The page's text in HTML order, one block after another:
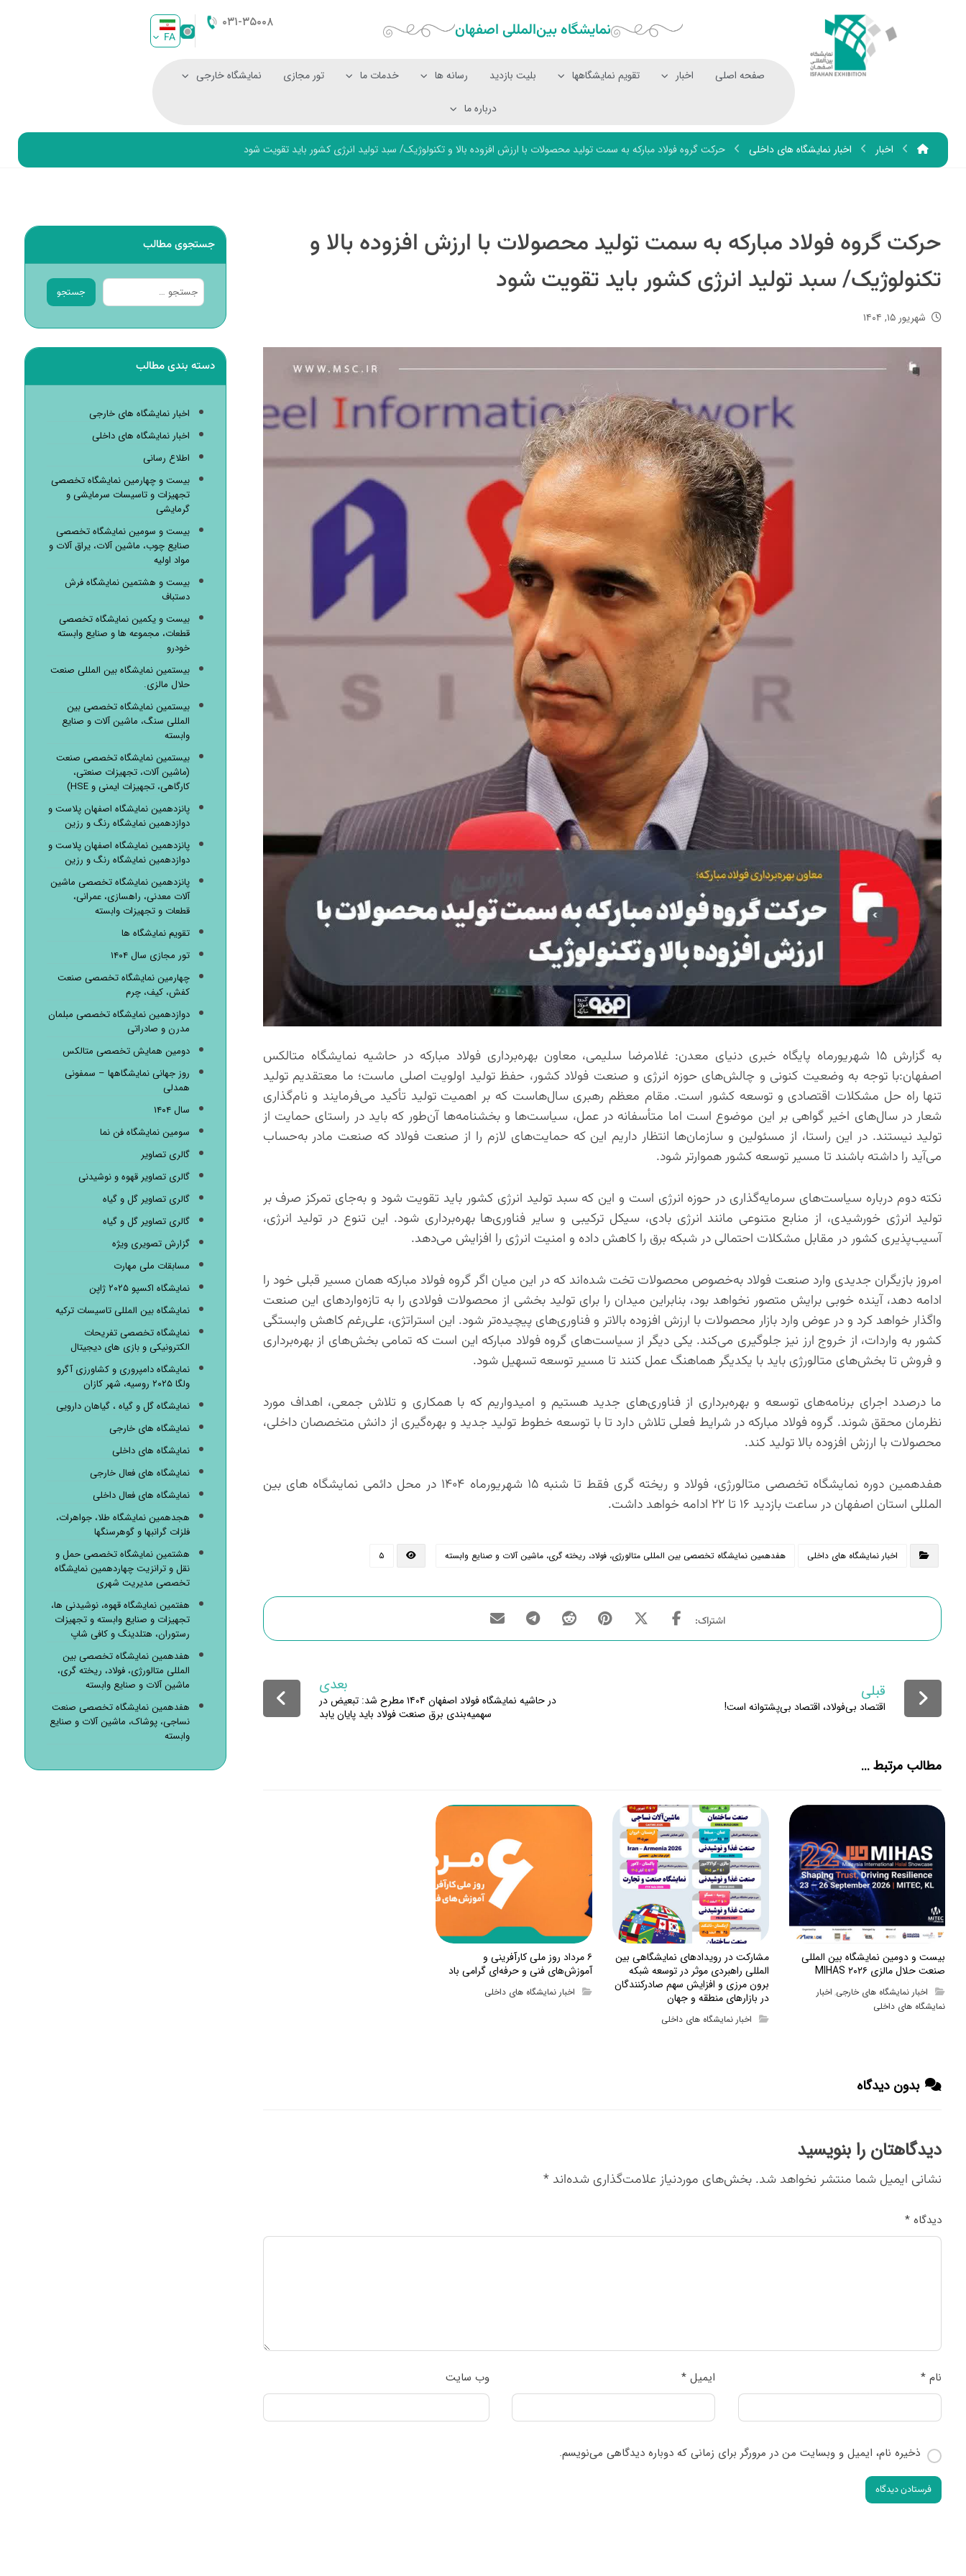
نمایشگاه بین‌المللی‌ اصفهان ۰۳۱-۳۵۰۰۸
FA
صفحه اصلی اخبار تقویم نمایشگاهها بلیت بازدید رسانه ها خدمات ما تور مجازی نمایشگاه خارجی
درباره ما
اخبار اخبار نمایشگاه های داخلی حرکت گروه فولاد مبارکه به سمت تولید محصولات با ارزش افزوده بالا و تکنولوژیک/ سبد تولید انرژی کشور باید تقویت شود
حرکت گروه فولاد مبارکه به سمت تولید محصولات با ارزش افزوده بالا و
تکنولوژیک/ سبد تولید انرژی کشور باید تقویت شود
شهریور ۱۵, ۱۴۰۴
به گزارش ۱۵ شهریورماه پایگاه خبری دنیای معدن: غلامرضا سلیمی، معاون بهره‌برداری فولاد مبارکه در حاشیه نمایشگاه متالکس
اصفهان:با توجه به وضعیت کنونی و چالش‌های حوزه انرژی و صنعت فولاد کشور، حفظ تولید اولویت اصلی ماست؛ ما معتقدیم تولید
تنها راه حل مشکلات اقتصادی و توسعه کشور است. مقام معظم رهبری سال‌هاست که بر اهمیت تولید تأکید می‌فرمایند و نام‌گذاری
شعار در سال‌های اخیر گواهی بر این موضوع است‌ اما متأسفانه در عمل، سیاست‌ها و بخشنامه‌ها آن‌طور که باید در راستای حمایت از
تولید نیستند. در این راستا، از مسئولین و سازمان‌ها انتظار داریم این که حمایت‌های لازم را از صنعت فولاد که صنعت مادر به‌حساب
می‌آید را داشته باشند تا مسیر توسعه کشور هموارتر شود.
نکته دوم درباره سیاست‌های سرمایه‌گذاری در حوزه انرژی است و این که سبد تولید انرژی کشور باید تقویت شود و به‌جای تمرکز صرف بر
تولید انرژی خورشیدی، از منابع متنوعی مانند انرژی بادی، سیکل ترکیبی و سایر فناوری‌ها بهره‌برداری شود. این تنوع در تولید انرژی،
آسیب‌پذیری کشور در مقابل مشکلات احتمالی در شبکه برق را کاهش داده و امنیت انرژی را افزایش می‌دهد.
امروز بازیگران جدیدی وارد صنعت فولاد به‌خصوص محصولات تخت شده‌اند که در این میان اگر گروه فولاد مبارکه همان مسیر قبلی خود را
ادامه دهد، آینده خوبی برایش متصور نخواهد بود، بنابراین میدان را برای تولید بخشی از محصولات فولادی را به تازه‌واردهای این صنعت
واگذار خواهد کرد و در عوض وارد بازار محصولات با ارزش افزوده بالاتر و فناوری‌های پیچیده‌تر شود. این استراتژی، علی‌رغم کاهش وابستگی
کشور به واردات، از خروج ارز نیز جلوگیری می‌کند. یکی دیگر از سیاست‌های گروه فولاد مبارکه این است که تمامی بخش‌های از بهره‌برداری
و فروش تا بخش‌های متالورژی باید با یکدیگر هماهنگ عمل کنند تا مسیر توسعه تسهیل شود.
ما درصدد اجرای برنامه‌های توسعه و بهره‌برداری از فناوری‌های جدید هستیم و امیدواریم که با همکاری و تلاش جمعی، اهداف مورد
نظرمان محقق شوند. گروه فولاد مبارکه در شرایط فعلی تلاش دارد تا با توسعه خطوط تولید جدید و بهره‌گیری از دانش متخصصان داخلی،
محصولات با ارزش افزوده بالا تولید کند.
هفدهمین دوره نمایشگاه تخصصی متالورژی، فولاد و ریخته گری فقط تا شنبه ۱۵ شهریورماه ۱۴۰۴ در محل دائمی نمایشگاه های بین
المللی استان اصفهان در ساعت بازدید ۱۶ تا ۲۲ ادامه خواهد داشت.
اخبار نمایشگاه های داخلی هفدهمین نمایشگاه تخصصی بین المللی متالورژی، فولاد، ریخته گری، ماشین آلات و صنایع وابسته ۵
قبلی
اقتصاد بی‌فولاد، اقتصاد بی‌پشتوانه است!
بعدی
در حاشیه نمایشگاه فولاد اصفهان ۱۴۰۴ مطرح شد: تبعیض در
سهمیه‌بندی برق صنعت فولاد باید پایان یابد
مطالب مرتبط ...
بیست و دومین نمایشگاه بین المللی
صنعت حلال مالزی MIHAS ۲۰۲۶
اخبار نمایشگاه های خارجی, اخبار
نمایشگاه های داخلی
مشارکت در رویدادهای نمایشگاهی بین
المللی راهبردی موثر در توسعه شبکه
برون مرزی و افزایش سهم صادرکنندگان
در بازارهای منطقه و جهان
اخبار نمایشگاه های داخلی
۶ مرداد روز ملی کارآفرینی و
آموزش‌های فنی و حرفه‌ای گرامی باد
اخبار نمایشگاه های داخلی
بدون دیدگاه
دیدگاهتان را بنویسید
نشانی ایمیل شما منتشر نخواهد شد. بخش‌های موردنیاز علامت‌گذاری شده‌اند *
دیدگاه *
نام * ایمیل * وب‌ سایت
ذخیره نام، ایمیل و وبسایت من در مرورگر برای زمانی که دوباره دیدگاهی می‌نویسم.
فرستادن دیدگاه
جستجوی مطالب
جستجو
دسته بندی مطالب
اخبار نمایشگاه های خارجی
اخبار نمایشگاه های داخلی
اطلاع رسانی
بیست و چهارمین نمایشگاه تخصصی
تجهیزات و تاسیسات سرمایشی و
گرمایشی
بیست و سومین نمایشگاه تخصصی
صنایع چوب، ماشین آلات، یراق آلات و
مواد اولیه
بیست و هشتمین نمایشگاه فرش
دستباف
بیست و یکمین نمایشگاه تخصصی
قطعات، مجموعه ها و صنایع وابسته
خودرو
بیستمین نمایشگاه بین المللی صنعت
حلال مالزی.
بیستمین نمایشگاه تخصصی بین
المللی سنگ، ماشین آلات و صنایع
وابسته
بیستمین نمایشگاه تخصصی صنعت
(ماشین آلات، تجهیزات صنعتی،
کارگاهی، تجهیزات ایمنی و HSE)
پانزدهمین نمایشگاه اصفهان پلاست و
دوازدهمین نمایشگاه رنگ و رزین
پانزدهمین نمایشگاه اصفهان پلاست و
دوازدهمین نمایشگاه رنگ و رزین
پانزدهمین نمایشگاه تخصصی ماشین
آلات معدنی، راهسازی، عمرانی،
قطعات و تجهیزات وابسته
تقویم نمایشگاه ها
تور مجازی سال ۱۴۰۴
چهارمین نمایشگاه تخصصی صنعت
کفش، کیف، چرم
دوازدهمین نمایشگاه تخصصی مبلمان
مدرن و صادراتی
دومین همایش تخصصی متالکس
روز جهانی نمایشگاهها – سمفونی
همدلی
سال ۱۴۰۴
سومین نمایشگاه فن نما
گالری تصاویر
گالری تصاویر قهوه و نوشیدنی
گالری تصاویر گل و گیاه
گالری تصاویر گل و گیاه
گزارش تصویری ویژه
مسابقات ملی مهارت
نمایشگاه اکسپو ۲۰۲۵ ژاپن
نمایشگاه بین المللی تاسیسات ترکیه
نمایشگاه تخصصی تفریحات
الکترونیکی و بازی های دیجیتال
نمایشگاه دامپروری و کشاورزی آگرو
ولگا ۲۰۲۵ روسیه، شهر کازان
نمایشگاه گل و گیاه ، گیاهان دارویی
نمایشگاه های خارجی
نمایشگاه های داخلی
نمایشگاه های فعال خارجی
نمایشگاه های فعال داخلی
هجدهمین نمایشگاه طلا، جواهرات،
فلزات گرانبها و گوهرسنگها
هشتمین نمایشگاه تخصصی حمل و
نقل و ترانزیت چهاردهمین نمایشگاه
تخصصی مدیریت شهری
هفتمین نمایشگاه قهوه، نوشیدنی ها،
تجهیزات و صنایع وابسته و تجهیزات
رستوران، هتلدینگ و کافی شاپ
هفدهمین نمایشگاه تخصصی بین
المللی متالورژی، فولاد، ریخته گری،
ماشین آلات و صنایع وابسته
هفدهمین نمایشگاه تخصصی صنعت
نساجی، پوشاک، ماشین آلات و صنایع
وابسته